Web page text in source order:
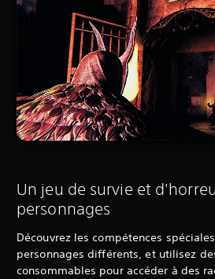
Un jeu de survie et
personnages
Découvrez les compétences
personnages différents, et utilisez
consommables pour accéder à des